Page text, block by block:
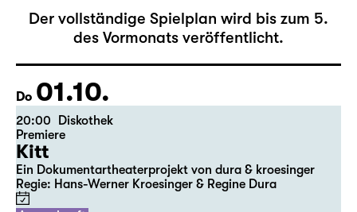
Der vollständige Spielplan wird bis zum 5.
des Vormonats veröffentlicht.
Do 01.10.
20:00
Diskothek
Premiere
Kitt
Ein Dokumentartheaterprojekt von dura & kroesinger
Regie: Hans-Werner Kroesinger & ­Regine Dura